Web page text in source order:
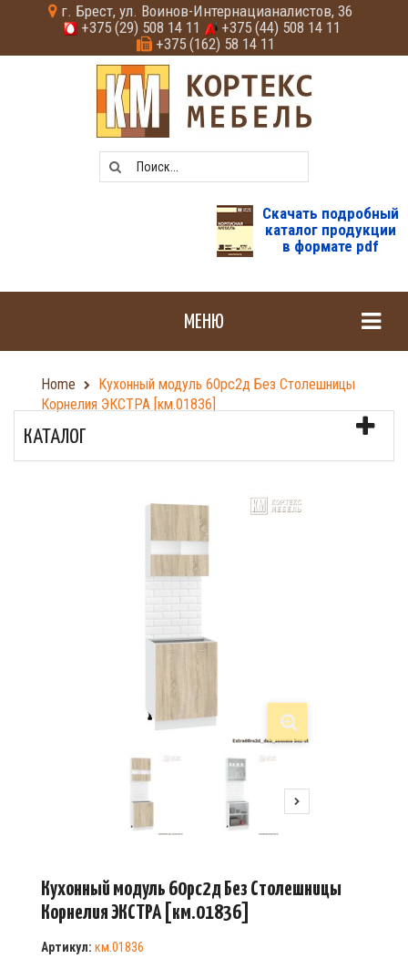
г. Брест, ул. Воинов-Интернацианалистов, 36
+375 (29) 508 14 11
+375 (44) 508 14 11
+375 (162) 58 14 11
Скачать подробный
каталог продукции
в формате pdf
МЕНЮ
Home
Кухонный модуль 60рс2д Без Столешницы
Корнелия ЭКСТРА [км.01836]
КАТАЛОГ
Кухонный модуль 60рс2д Без Столешницы
Корнелия ЭКСТРА [км.01836]
Артикул: км.01836